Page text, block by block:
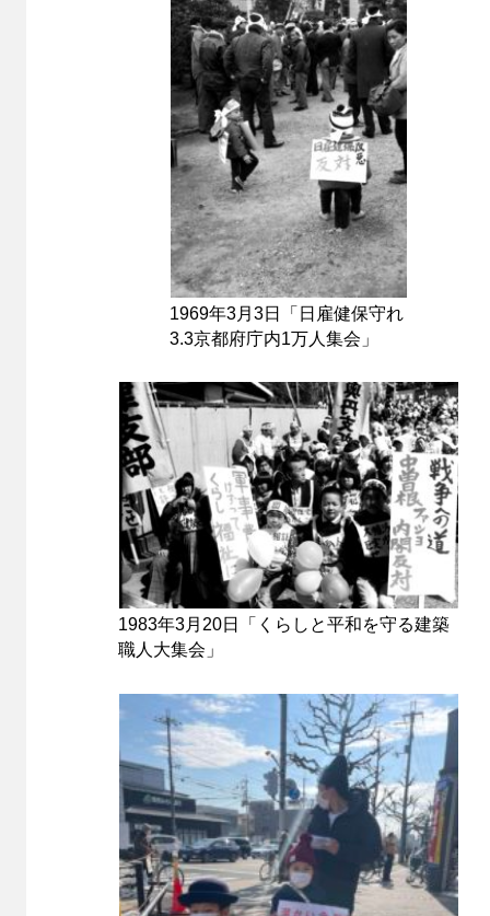
1969年3月3日「日雇健保守れ
3.3京都府庁内1万人集会」
1983年3月20日「くらしと平和を守る建築
職人大集会」